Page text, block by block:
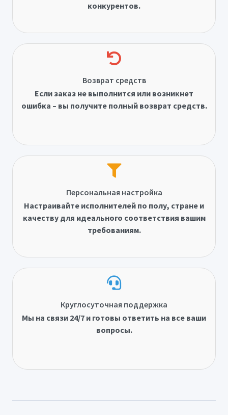
конкурентов.
Возврат средств
Если заказ не выполнится или возникнет
ошибка – вы получите полный возврат средств.
Персональная настройка
Настраивайте исполнителей по полу, стране и
качеству для идеального соответствия вашим
требованиям.
Круглосуточная поддержка
Мы на связи 24/7 и готовы ответить на все ваши
вопросы.